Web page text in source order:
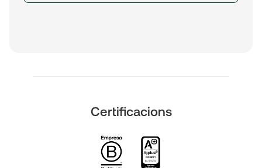
Certificacions